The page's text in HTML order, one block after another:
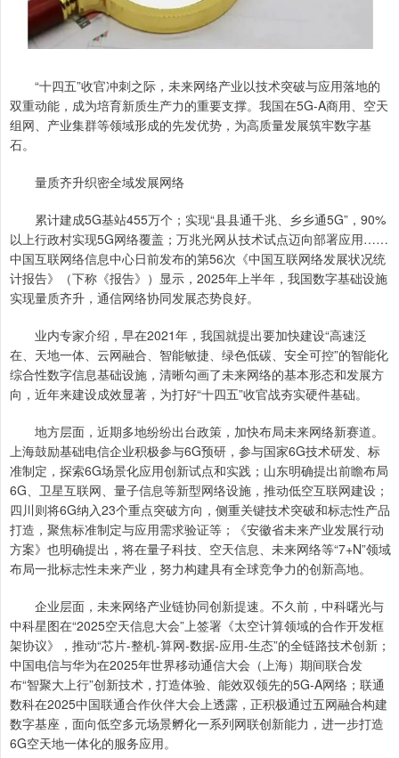
“十四五”收官冲刺之际，未来网络产业以技术突破与应用落地的
双重动能，成为培育新质生产力的重要支撑。我国在5G-A商用、空天
组网、产业集群等领域形成的先发优势，为高质量发展筑牢数字基
石。
量质齐升织密全域发展网络
累计建成5G基站455万个；实现“县县通千兆、乡乡通5G”，90%
以上行政村实现5G网络覆盖；万兆光网从技术试点迈向部署应用……
中国互联网络信息中心日前发布的第56次《中国互联网络发展状况统
计报告》（下称《报告》）显示，2025年上半年，我国数字基础设施
实现量质齐升，通信网络协同发展态势良好。
业内专家介绍，早在2021年，我国就提出要加快建设“高速泛
在、天地一体、云网融合、智能敏捷、绿色低碳、安全可控”的智能化
综合性数字信息基础设施，清晰勾画了未来网络的基本形态和发展方
向，近年来建设成效显著，为打好“十四五”收官战夯实硬件基础。
地方层面，近期多地纷纷出台政策，加快布局未来网络新赛道。
上海鼓励基础电信企业积极参与6G预研，参与国家6G技术研发、标
准制定，探索6G场景化应用创新试点和实践；山东明确提出前瞻布局
6G、卫星互联网、量子信息等新型网络设施，推动低空互联网建设；
四川则将6G纳入23个重点突破方向，侧重关键技术突破和标志性产品
打造，聚焦标准制定与应用需求验证等；《安徽省未来产业发展行动
方案》也明确提出，将在量子科技、空天信息、未来网络等“7+N”领域
布局一批标志性未来产业，努力构建具有全球竞争力的创新高地。
企业层面，未来网络产业链协同创新提速。不久前，中科曙光与
中科星图在“2025空天信息大会”上签署《太空计算领域的合作开发框
架协议》，推动“芯片-整机-算网-数据-应用-生态”的全链路技术创新；
中国电信与华为在2025年世界移动通信大会（上海）期间联合发
布“智聚大上行”创新技术，打造体验、能效双领先的5G-A网络；联通
数科在2025中国联通合作伙伴大会上透露，正积极通过五网融合构建
数字基座，面向低空多元场景孵化一系列网联创新能力，进一步打造
6G空天地一体化的服务应用。